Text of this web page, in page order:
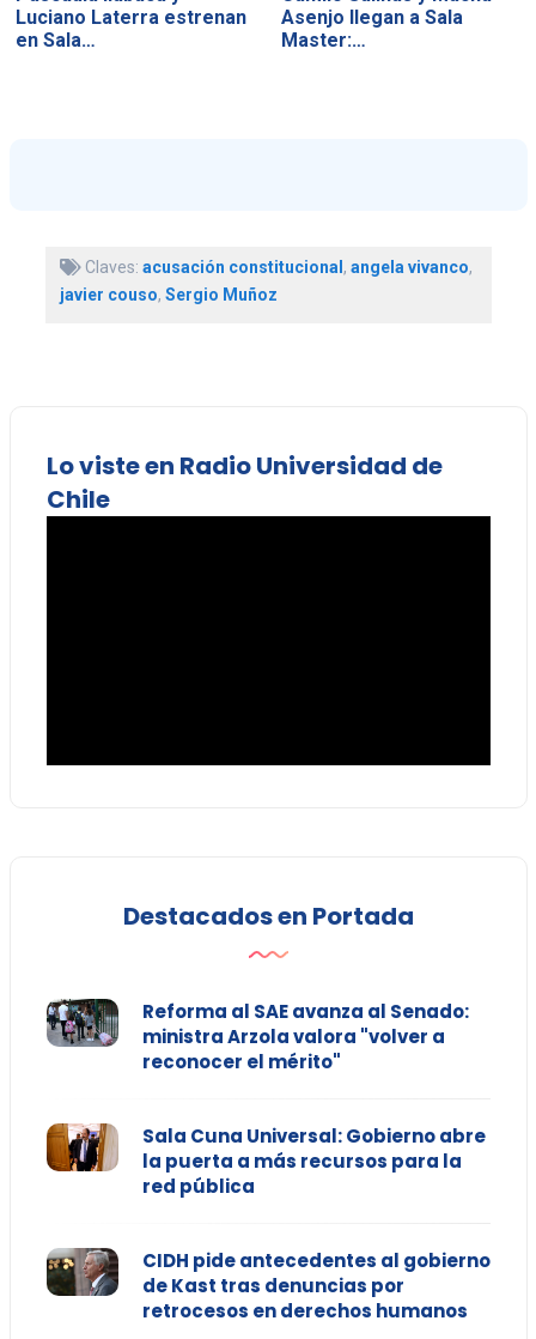
Luciano Laterra estrenan
en Sala…
Asenjo llegan a Sala
Master:…
Claves: acusación constitucional, angela vivanco,
javier couso, Sergio Muñoz
Lo viste en Radio Universidad de
Chile
Destacados en Portada
Reforma al SAE avanza al Senado:
ministra Arzola valora "volver a
reconocer el mérito"
Sala Cuna Universal: Gobierno abre
la puerta a más recursos para la
red pública
CIDH pide antecedentes al gobierno
de Kast tras denuncias por
retrocesos en derechos humanos